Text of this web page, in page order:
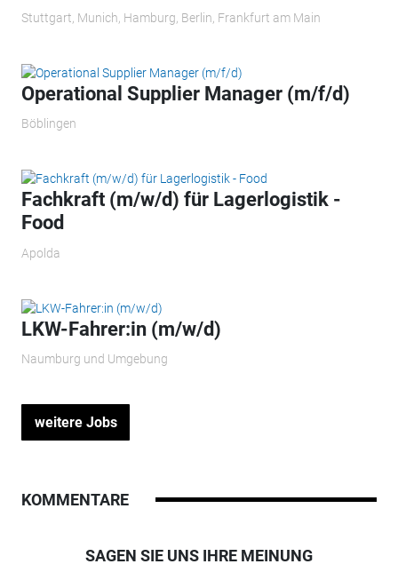
Stuttgart, Munich, Hamburg, Berlin, Frankfurt am Main
Operational Supplier Manager (m/f/d)
Böblingen
Fachkraft (m/w/d) für Lagerlogistik -
Food
Apolda
LKW-Fahrer:in (m/w/d)
Naumburg und Umgebung
weitere Jobs
KOMMENTARE
SAGEN SIE UNS IHRE MEINUNG